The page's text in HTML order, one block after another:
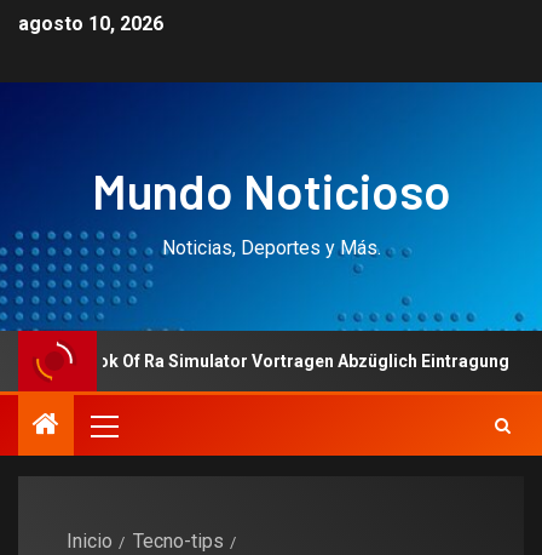
agosto 10, 2026
Mundo Noticioso
Noticias, Deportes y Más.
Of Ra Simulator Vortragen Abzüglich Eintragung
Inicio
Tecno-tips